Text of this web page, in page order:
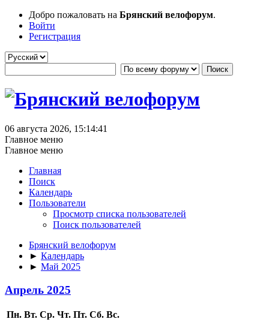
Добро пожаловать на Брянский велофорум.
Войти
Регистрация
06 августа 2026, 15:14:41
Главное меню
Главное меню
Главная
Поиск
Календарь
Пользователи
Просмотр списка пользователей
Поиск пользователей
Брянский велофорум
► Календарь
► Май 2025
Апрель 2025
Пн. Вт. Ср. Чт. Пт. Сб. Вс.